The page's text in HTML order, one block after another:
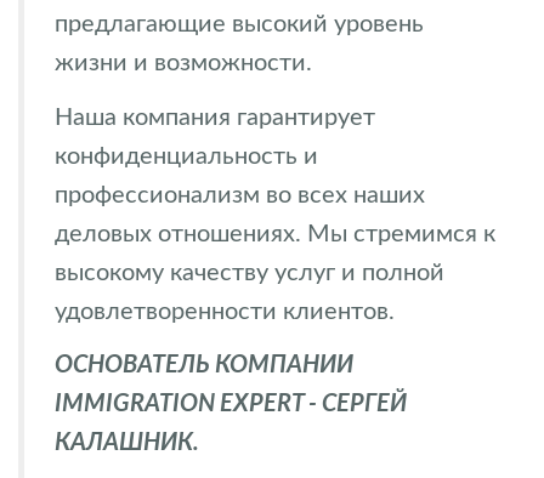
предлагающие высокий уровень
жизни и возможности.
Наша компания гарантирует
конфиденциальность и
профессионализм во всех наших
деловых отношениях. Мы стремимся к
высокому качеству услуг и полной
удовлетворенности клиентов.
ОСНОВАТЕЛЬ КОМПАНИИ
IMMIGRATION EXPERT - СЕРГЕЙ
КАЛАШНИК.